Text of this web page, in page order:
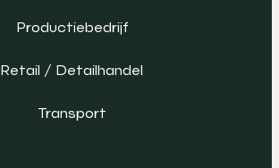
Productiebedrijf
Retail / Detailhandel
Transport